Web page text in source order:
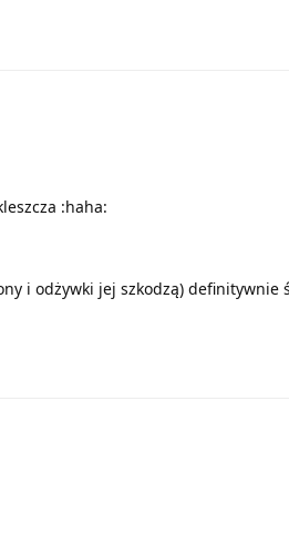
:haha:
i odżywki jej szkodzą) definitywnie